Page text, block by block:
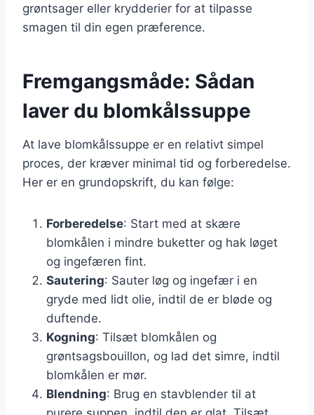
grøntsager eller krydderier for at tilpasse
smagen til din egen præference.
Fremgangsmåde: Sådan
laver du blomkålssuppe
At lave blomkålssuppe er en relativt simpel
proces, der kræver minimal tid og forberedelse.
Her er en grundopskrift, du kan følge:
Forberedelse: Start med at skære
blomkålen i mindre buketter og hak løget
og ingefæren fint.
Sautering: Sauter løg og ingefær i en
gryde med lidt olie, indtil de er bløde og
duftende.
Kogning: Tilsæt blomkålen og
grøntsagsbouillon, og lad det simre, indtil
blomkålen er mør.
Blendning: Brug en stavblender til at